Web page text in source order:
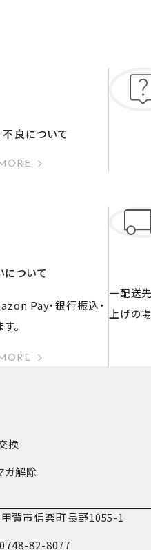
良について
について
Pay・銀行振込・
。
一配送
上げの
換
ガ解除
賀市信楽町長野1055-1
0748-82-8077